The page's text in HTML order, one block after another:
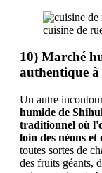
cuisine de
10) Marché
authentique
Un autre
humide de
traditionnel où
loin des néons et
toutes sortes de
des fruits géants,